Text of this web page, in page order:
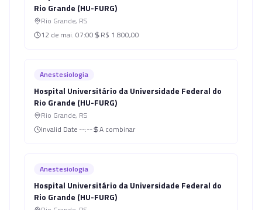
Rio Grande (HU-FURG)
Rio Grande, RS
12 de mai. 07:00 R$ 1.800,00
Anestesiologia
Hospital Universitário da Universidade Federal do
Rio Grande (HU-FURG)
Rio Grande, RS
Invalid Date --:-- A combinar
Anestesiologia
Hospital Universitário da Universidade Federal do
Rio Grande (HU-FURG)